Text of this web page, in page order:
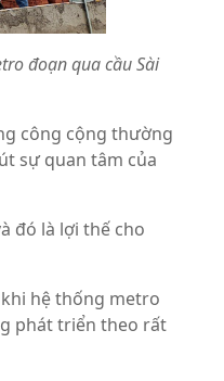
đoạn qua cầu Sài
công cộng thường
sự quan tâm của
đó là lợi thế cho
hệ thống metro
phát triển theo rất